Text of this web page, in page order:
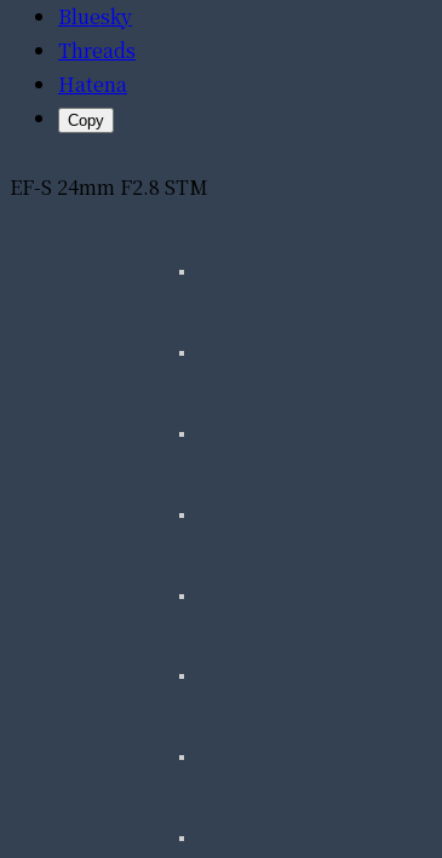
Bluesky
Threads
Hatena
Copy
EF-S 24mm F2.8 STM